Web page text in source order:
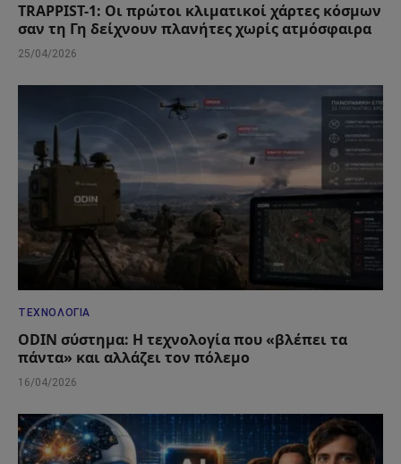
TRAPPIST-1: Οι πρώτοι κλιματικοί χάρτες κόσμων
σαν τη Γη δείχνουν πλανήτες χωρίς ατμόσφαιρα
25/04/2026
ΤΕΧΝΟΛΟΓΊΑ
ODIN σύστημα: Η τεχνολογία που «βλέπει τα
πάντα» και αλλάζει τον πόλεμο
16/04/2026